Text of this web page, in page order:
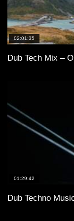
02:01:35
Dub Tech Mix –
01:29:42
Dub Techno